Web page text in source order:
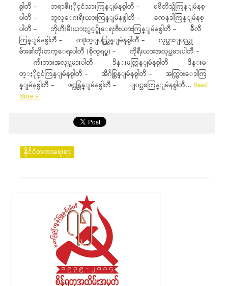
စ္ပါတီ – ဘရာဇီးႏိုင္ငံသားကြန္ျမဴနစ္ပါတီ – ၿဗိတိသွ်ကြန္ျမဴနစ္
ပါတီ – ဘူလ္ေဂးရီးယားကြန္ျမဴနစ္ပါတီ – ကေနဒါကြန္ျမဴနစ္
ပါတီ – ဘိုဟီးမီးယားႏွင့္မိုေရးဗီးယားကြန္ျမဴနစ္ပါတီ – ခ်ီလီ
ကြန္ျမဴနစ္ပါတီ – တ႐ုတ္ျပည္ကြန္ျမဴနစ္ပါတီ – လုပ္သားျပည္သူ
မ်ား၏တိုးတက္ေရးပါတီ (စိုက္ပရပ္စ္) – ကိုရီးယားအလုပ္သမားပါတီ –
က်ဴးဘားအလုပ္သမားပါတီ – ဒိန္းမတ္ကြန္ျမဴနစ္ပါတီ – ဒီန္းမ
တ္ႏိုင္ငံကြန္ျမဴနစ္ပါတီ – အီဂ်စ္ကြန္ျမဴနစ္ပါတီ – အက္ကြားေဒါကြ
န္ျမဴနစ္ပါတီ – ဖင္လန္ကြန္ျမဴနစ္ပါတီ – ျပင္သစကြန္ျမဴနစ္ပါတီ…Read
More »
နိုင်ငံတကာရေးရာ